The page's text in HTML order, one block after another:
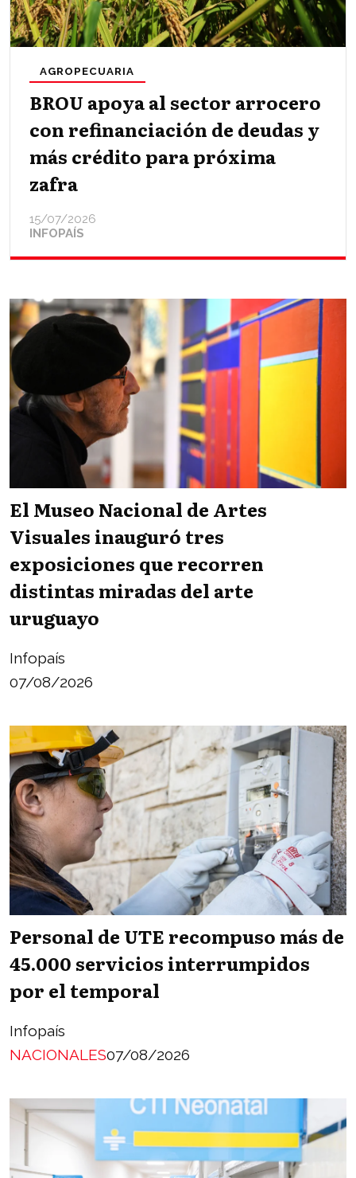
BROU apoya al sector arrocero
con refinanciación de deudas y
más crédito para próxima
zafra
INFOPAÍS
AGROPECUARIA
15/07/2026
El Museo Nacional de Artes
Visuales inauguró tres
exposiciones que recorren
distintas miradas del arte
uruguayo
Infopaís
07/08/2026
Personal de UTE recompuso más de
45.000 servicios interrumpidos
por el temporal
Infopaís
NACIONALES07/08/2026